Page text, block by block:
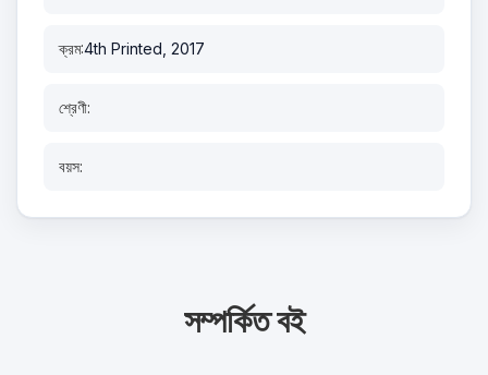
ক্রম:4th Printed, 2017
শ্রেণী:
বয়স:
সম্পর্কিত বই